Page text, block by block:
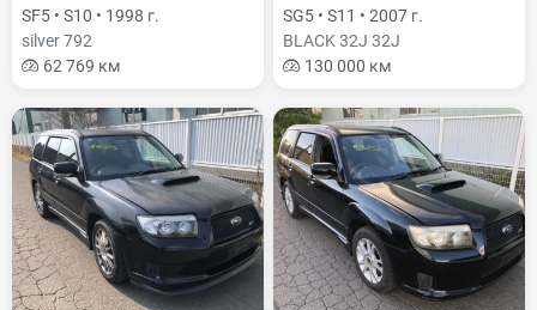
SF5 • S10 • 1998 г.
silver 792
62 769 км
SG5 • S11 • 2007 г.
BLACK 32J 32J
130 000 км